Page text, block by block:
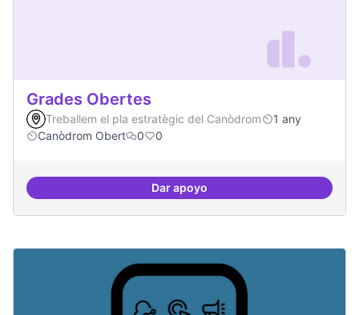
Grades Obertes
Treballem el pla estratègic del Canòdrom
1 any
Canòdrom Obert
0 0
Dar apoyoGrades Obertes